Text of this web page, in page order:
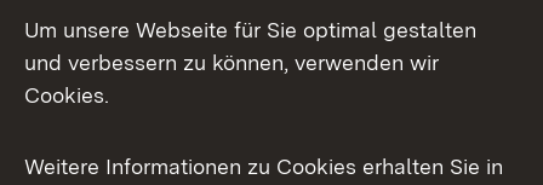
Mastodon
Messenger
Social Wall
Um unsere Webseite für Sie optimal gestalten
und verbessern zu können, verwenden wir
Cookies.
Weitere Informationen zu Cookies erhalten Sie in